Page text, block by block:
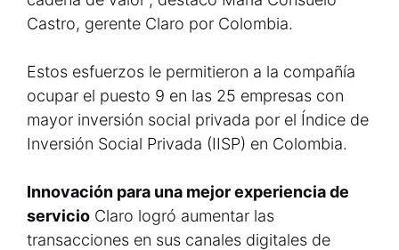
Castro, gerente Claro por Colombia.
Estos esfuerzos le permitieron a la compañía
ocupar el puesto 9 en las 25 empresas con
mayor inversión social privada por el Índice de
Inversión Social Privada (IISP) en Colombia.
Innovación para una mejor experiencia de
servicio Claro logró aumentar las
transacciones en sus canales digitales de